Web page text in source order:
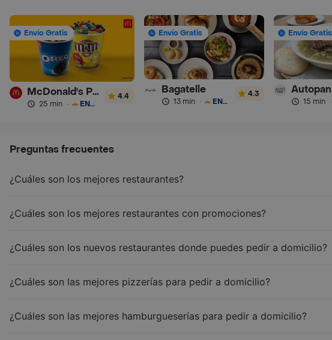
Envío Gratis
McDonald's Postres
25 min · ENVÍO GRATIS
4.4
Envío Gratis
Bagatelle
13 min · ENVÍO GRATIS
4.3
Envío Gratis
Autopan
15 min ·
Preguntas frecuentes
¿Cuáles son los mejores restaurantes?
¿Cuáles son los mejores restaurantes con promociones?
¿Cuáles son los nuevos restaurantes donde puedes pedir a domicilio?
¿Cuáles son las mejores pizzerías para pedir a domicilio?
¿Cuáles son las mejores hamburgueserías para pedir a domicilio?